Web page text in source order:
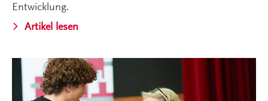
Entwicklung.
Artikel lesen